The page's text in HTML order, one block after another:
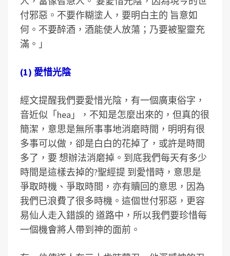
付邪惡。不要作糊塗人，要明白主的 旨意如
何。不要醉酒，酒能使人放蕩；乃要被聖靈充
滿。」
(1) 愛惜光陰
經文提醒我們要愛惜光陰，有一個廣東俗字，
音近似「hea」，不知是怎麼出來的，但真的很
簡潔，意思是無所事事地消磨時間，明明有很
多事可以做，卻是白白的花掉了，或許是時間
多了，要 想辦法消磨掉。到底我們每天有多少
時間是這樣去掉的?聖經提 到愛惜時，意思是
爭取時機、爭取時間，亦有贖回的意思，因為
我們已浪費了很多時機。這個世付邪惡，更容
易仙人走入錯誤的 道路中，所以我們要珍惜每
一個機會將人帶到神的面前。